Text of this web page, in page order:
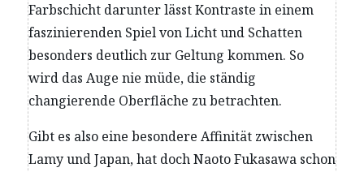
Farbschicht darunter lässt Kontraste in einem
faszinierenden Spiel von Licht und Schatten
besonders deutlich zur Geltung kommen. So
wird das Auge nie müde, die ständig
changierende Oberfläche zu betrachten.
Gibt es also eine besondere Affinität zwischen
Lamy und Japan, hat doch Naoto Fukasawa schon